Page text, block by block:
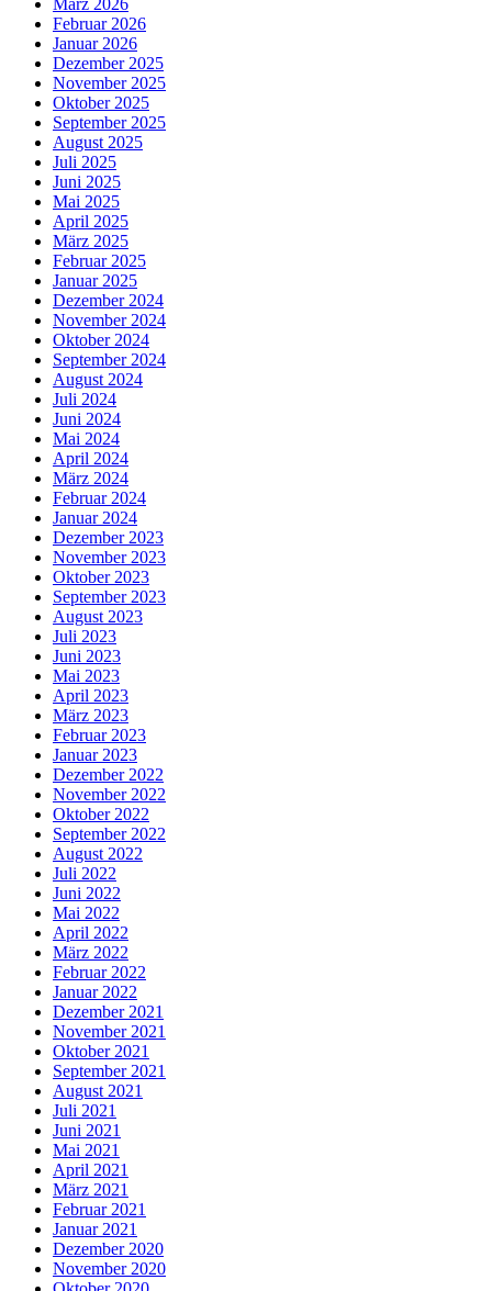
Februar 2026
Januar 2026
Dezember 2025
November 2025
Oktober 2025
September 2025
August 2025
Juli 2025
Juni 2025
Mai 2025
April 2025
März 2025
Februar 2025
Januar 2025
Dezember 2024
November 2024
Oktober 2024
September 2024
August 2024
Juli 2024
Juni 2024
Mai 2024
April 2024
März 2024
Februar 2024
Januar 2024
Dezember 2023
November 2023
Oktober 2023
September 2023
August 2023
Juli 2023
Juni 2023
Mai 2023
April 2023
März 2023
Februar 2023
Januar 2023
Dezember 2022
November 2022
Oktober 2022
September 2022
August 2022
Juli 2022
Juni 2022
Mai 2022
April 2022
März 2022
Februar 2022
Januar 2022
Dezember 2021
November 2021
Oktober 2021
September 2021
August 2021
Juli 2021
Juni 2021
Mai 2021
April 2021
März 2021
Februar 2021
Januar 2021
Dezember 2020
November 2020